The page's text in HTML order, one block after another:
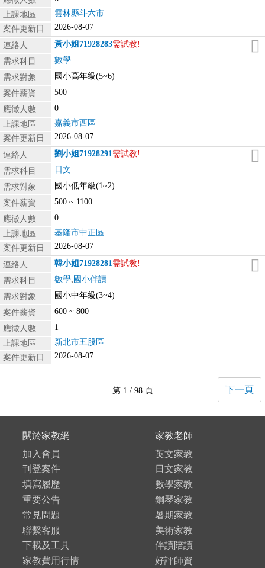
上課地區
雲林縣斗六市
案件更新日
2026-08-07
連絡人 黃小姐71928283需試教!
需求科目
數學
需求對象
國小高年級(5~6)
案件薪資
500
應徵人數
0
上課地區
嘉義市西區
案件更新日
2026-08-07
連絡人 劉小姐71928291 需試教!
需求科目
日文
需求對象
國小低年級(1~2)
案件薪資
500 ~ 1100
應徵人數
0
上課地區
基隆市中正區
案件更新日
2026-08-07
連絡人 韓小姐71928281 需試教!
需求科目
數學 國小伴讀
需求對象
國小中年級(3~4)
案件薪資
600 ~ 800
應徵人數
1
上課地區
新北市五股區
案件更新日
2026-08-07
第 1 / 98 頁 下一頁
關於家教網
加入會員
刊登案件
填寫履歷
重要公告
常見問題
聯繫客服
下載及工具
家教費用行情
家教老師
英文家教
日文家教
數學家教
鋼琴家教
暑期家教
美術家教
伴讀陪讀
好評師資